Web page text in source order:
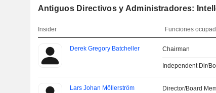
Antiguos Directivos y Administradores:
Insider Funciones
Derek Gregory Batcheller Chairman
Independent Dir/
Lars Johan Möllerström Director/Board